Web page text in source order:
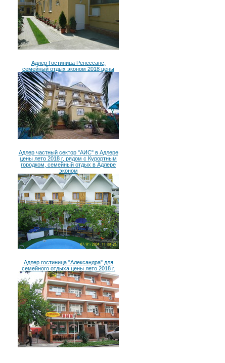
Адлер Гостиница Ренессанс,
семейный отдых эконом 2018 цены
Адлер частный сектор "АИС" в Адлере
цены лето 2018 г, рядом с Курортным
городком, семейный отдых в Адлере
эконом
Адлер гостиница "Александра" для
семейного отдыха цены лето 2018 г.